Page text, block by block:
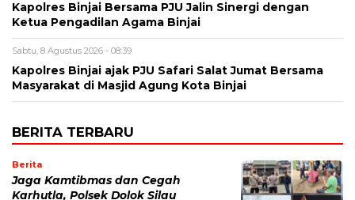
Kapolres Binjai Bersama PJU Jalin Sinergi dengan
Ketua Pengadilan Agama Binjai
Sabtu, 8 Agustus 2026 - 08:39
Kapolres Binjai ajak PJU Safari Salat Jumat Bersama
Masyarakat di Masjid Agung Kota Binjai
BERITA TERBARU
Berita
Jaga Kamtibmas dan Cegah
Karhutla, Polsek Dolok Silau